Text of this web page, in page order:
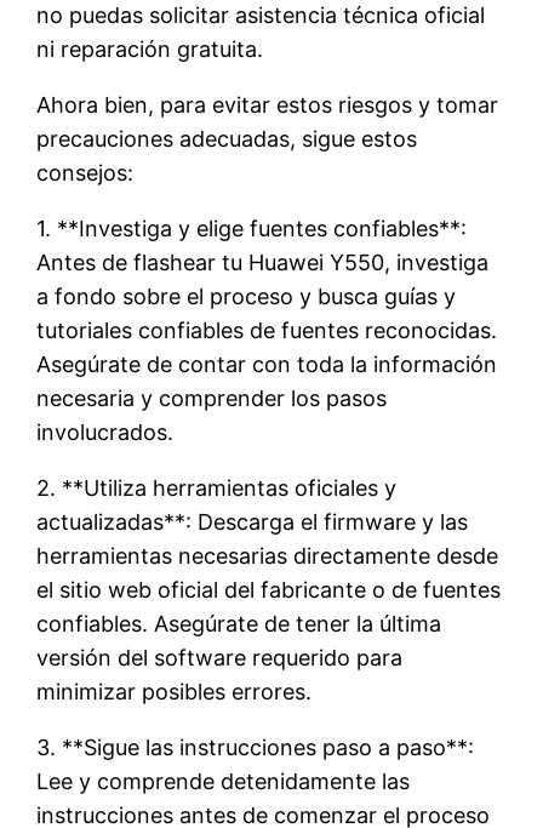
no puedas solicitar asistencia técnica oficial
ni reparación gratuita.
Ahora bien, para evitar estos riesgos y tomar
precauciones adecuadas, sigue estos
consejos:
1. **Investiga y elige fuentes confiables**:
Antes de flashear tu Huawei Y550, investiga
a fondo sobre el proceso y busca guías y
tutoriales confiables de fuentes reconocidas.
Asegúrate de contar con toda la información
necesaria y comprender los pasos
involucrados.
2. **Utiliza herramientas oficiales y
actualizadas**: Descarga el firmware y las
herramientas necesarias directamente desde
el sitio web oficial del fabricante o de fuentes
confiables. Asegúrate de tener la última
versión del software requerido para
minimizar posibles errores.
3. **Sigue las instrucciones paso a paso**:
Lee y comprende detenidamente las
instrucciones antes de comenzar el proceso